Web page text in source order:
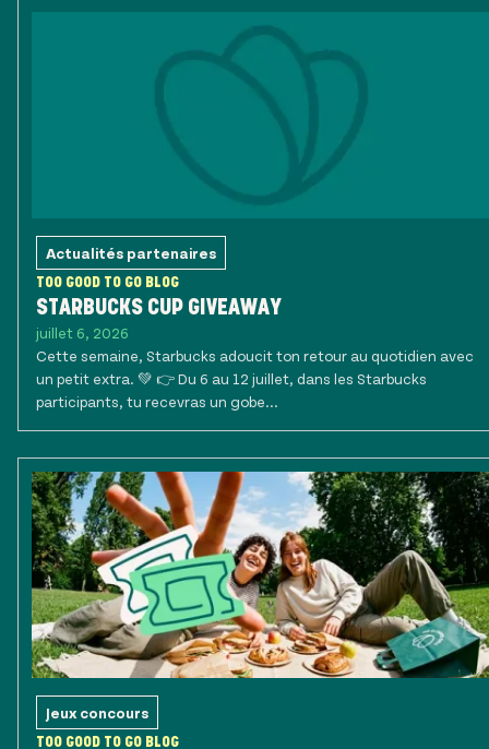
Actualités partenaires
TOO GOOD TO GO BLOG
STARBUCKS CUP GIVEAWAY
juillet 6, 2026
Cette semaine, Starbucks adoucit ton retour au quotidien avec
un petit extra. 💚 👉 Du 6 au 12 juillet, dans les Starbucks
participants, tu recevras un gobe...
Jeux concours
TOO GOOD TO GO BLOG